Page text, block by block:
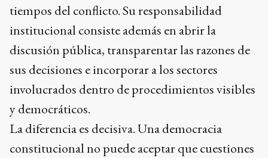
tiempos del conflicto. Su responsabilidad
institucional consiste además en abrir la
discusión pública, transparentar las razones de
sus decisiones e incorporar a los sectores
involucrados dentro de procedimientos visibles
y democráticos.
La diferencia es decisiva. Una democracia
constitucional no puede aceptar que cuestiones